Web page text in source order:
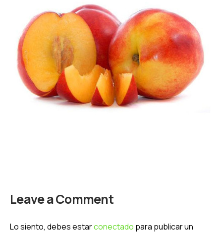
Leave a Comment
Lo siento, debes estarconectado para publicar un